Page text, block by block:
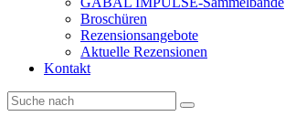
Broschüren
Rezensionsangebote
Aktuelle Rezensionen
Kontakt